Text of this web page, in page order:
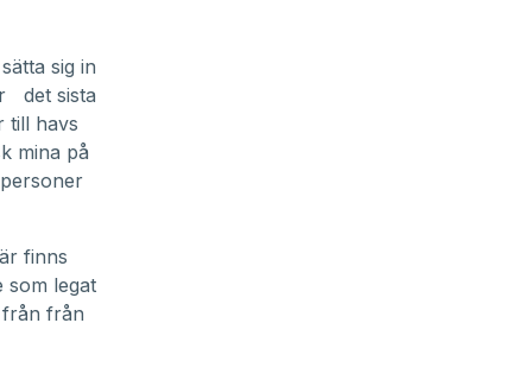
sig in
det sista
till havs
mina på
finns
som legat
från från